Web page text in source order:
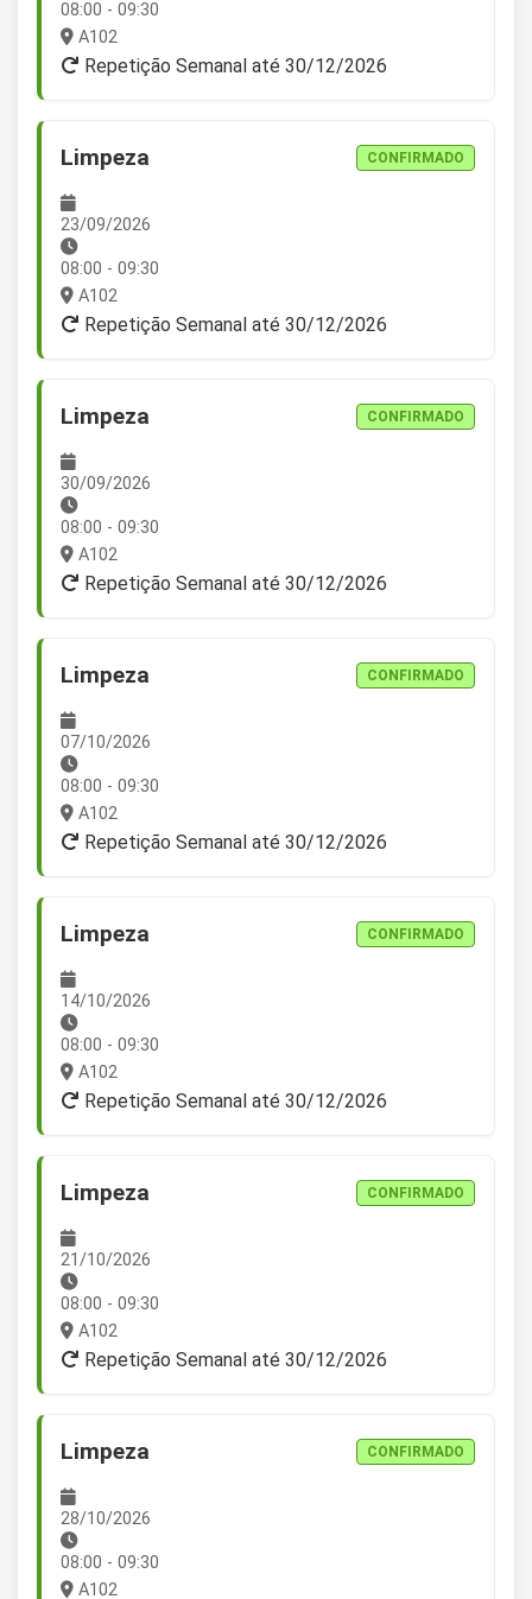
08:00 - 09:30
A102
Repetição Semanal até 30/12/2026
Limpeza CONFIRMADO
23/09/2026
08:00 - 09:30
A102
Repetição Semanal até 30/12/2026
Limpeza CONFIRMADO
30/09/2026
08:00 - 09:30
A102
Repetição Semanal até 30/12/2026
Limpeza CONFIRMADO
07/10/2026
08:00 - 09:30
A102
Repetição Semanal até 30/12/2026
Limpeza CONFIRMADO
14/10/2026
08:00 - 09:30
A102
Repetição Semanal até 30/12/2026
Limpeza CONFIRMADO
21/10/2026
08:00 - 09:30
A102
Repetição Semanal até 30/12/2026
Limpeza CONFIRMADO
28/10/2026
08:00 - 09:30
A102